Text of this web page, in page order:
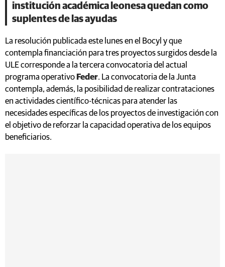
institución académica leonesa quedan como
suplentes de las ayudas
La resolución publicada este lunes en el Bocyl y que
contempla financiación para tres proyectos surgidos desde la
ULE corresponde a la tercera convocatoria del actual
programa operativo Feder. La convocatoria de la Junta
contempla, además, la posibilidad de realizar contrataciones
en actividades científico-técnicas para atender las
necesidades específicas de los proyectos de investigación con
el objetivo de reforzar la capacidad operativa de los equipos
beneficiarios.